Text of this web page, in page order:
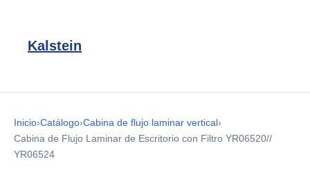
Kalstein
Inicio›Catálogo›Cabina de flujo laminar vertical›
Cabina de Flujo Laminar de Escritorio con Filtro YR06520//
YR06524